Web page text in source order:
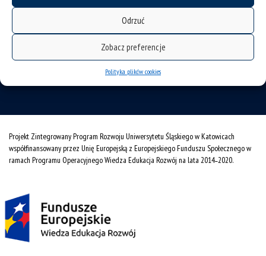
Odrzuć
Zobacz preferencje
Polityka plików cookies
Uniwersytet Śląski w Katowicach
Projekt Zintegrowany Program Rozwoju Uniwersytetu Śląskiego w Katowicach
współfinansowany przez Unię Europejską z Europejskiego Funduszu Społecznego w
ramach Programu Operacyjnego Wiedza Edukacja Rozwój na lata 2014˗2020.